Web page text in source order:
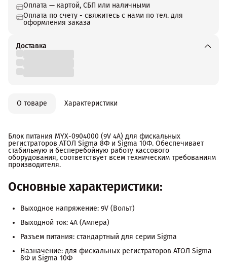
Оплата — картой, СБП или наличными
Оплата по счету - свяжитесь с нами по тел. для
оформления заказа
Доставка
О товаре Характеристики
Блок питания MYX-0904000 (9V 4A) для фискальных
регистраторов АТОЛ Sigma 8Ф и Sigma 10Ф. Обеспечивает
стабильную и бесперебойную работу кассового
оборудования, соответствует всем техническим требованиям
производителя.
Основные характеристики:
Выходное напряжение: 9V (Вольт)
Выходной ток: 4A (Ампера)
Разъем питания: стандартный для серии Sigma
Назначение: для фискальных регистраторов АТОЛ Sigma
8Ф и Sigma 10Ф